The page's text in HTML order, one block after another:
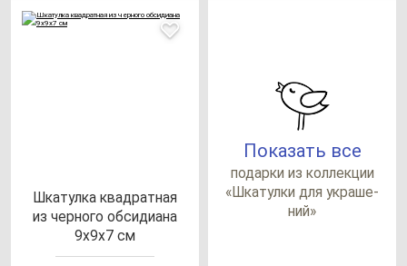
Шка­тул­ка квад­рат­ная
из чер­но­го об­си­ди­ана
9х9х7 см
Показать все
по­дар­ки из кол­лек­ции
«Шка­тул­ки для ук­ра­ше­
ний»